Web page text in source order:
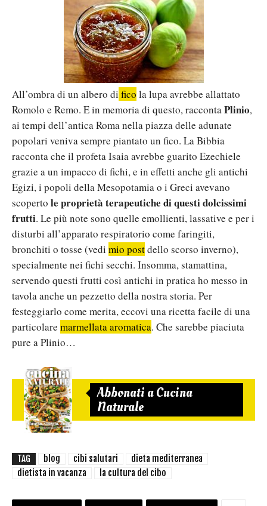
All’ombra di un albero di fico la lupa avrebbe allattato
Romolo e Remo. E in memoria di questo, raccontaPlinio,
ai tempi dell’antica Roma nella piazza delle adunate
popolari veniva sempre piantato un fico. La Bibbia
racconta che il profeta Isaia avrebbe guarito Ezechiele
grazie a un impacco di fichi, e in effetti anche gli antichi
Egizi, i popoli della Mesopotamia o i Greci avevano
scoperto le proprietà terapeutiche di questi dolcissimi
frutti. Le più note sono quelle emollienti, lassative e per i
disturbi all’apparato respiratorio come faringiti,
bronchiti o tosse (vedi mio postdello scorso inverno),
specialmente nei fichi secchi. Insomma, stamattina,
servendo questi frutti così antichi in pratica ho messo in
tavola anche un pezzetto della nostra storia. Per
festeggiarlo come merita, eccovi una ricetta facile di una
particolare marmellata aromatica. Che sarebbe piaciuta
pure a Plinio…
Abbonati a Cucina
Naturale
TAG blog cibi salutari
dieta mediterranea
dietista in vacanza
la cultura del cibo